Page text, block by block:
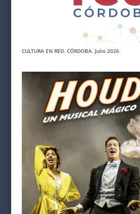
CULTURA EN RED. CÓRDOBA. Julio 2026